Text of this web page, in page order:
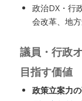
政治DX・行
会改革、地方
議員・行政
目指す価値
政策立案力